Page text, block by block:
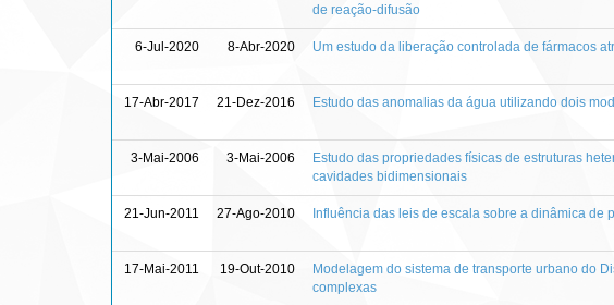
de reação-difusão
6-Jul-2020 8-Abr-2020 Um estudo da liberação controlada de fármacos
17-Abr-2017 21-Dez-2016 Estudo das anomalias da água utilizando dois
3-Mai-2006 3-Mai-2006
Estudo das propriedades físicas de estruturas
cavidades bidimensionais
21-Jun-2011 27-Ago-2010 Influência das leis de escala sobre a dinâmica de
17-Mai-2011 19-Out-2010
Modelagem do sistema de transporte urbano do
complexas